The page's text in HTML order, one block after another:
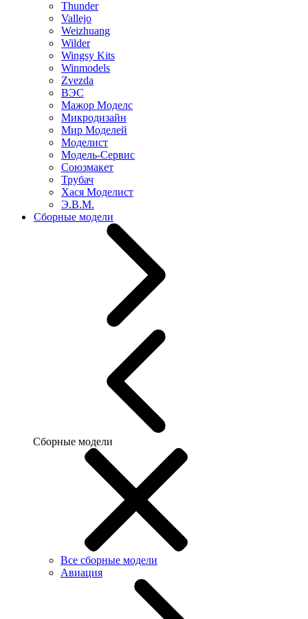
Thunder
Vallejo
Weizhuang
Wilder
Wingsy Kits
Winmodels
Zvezda
ВЭС
Мажор Моделс
Микродизайн
Мир Моделей
Моделист
Модель-Сервис
Союзмакет
Трубач
Хася Моделист
Э.В.М.
Сборные модели
Сборные модели
Все сборные модели
Авиация